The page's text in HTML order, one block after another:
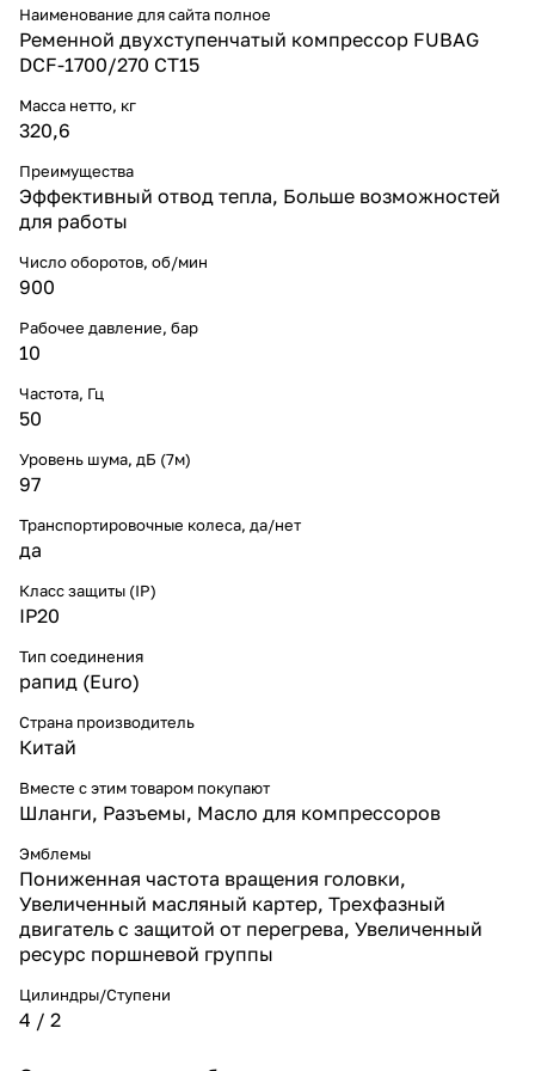
Наименование для сайта полное
Ременной двухступенчатый компрессор FUBAG
DCF-1700/270 CT15
Масса нетто, кг
320,6
Преимущества
Эффективный отвод тепла, Больше возможностей
для работы
Число оборотов, об/мин
900
Рабочее давление, бар
10
Частота, Гц
50
Уровень шума, дБ (7м)
97
Транспортировочные колеса, да/нет
да
Класс защиты (IP)
IP20
Тип соединения
рапид (Euro)
Страна производитель
Китай
Вместе с этим товаром покупают
Шланги, Разъемы, Масло для компрессоров
Эмблемы
Пониженная частота вращения головки,
Увеличенный масляный картер, Трехфазный
двигатель с защитой от перегрева, Увеличенный
ресурс поршневой группы
Цилиндры/Ступени
4 / 2